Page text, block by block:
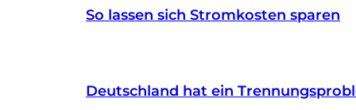
So lassen sich Stromkosten sparen
Deutschland hat ein